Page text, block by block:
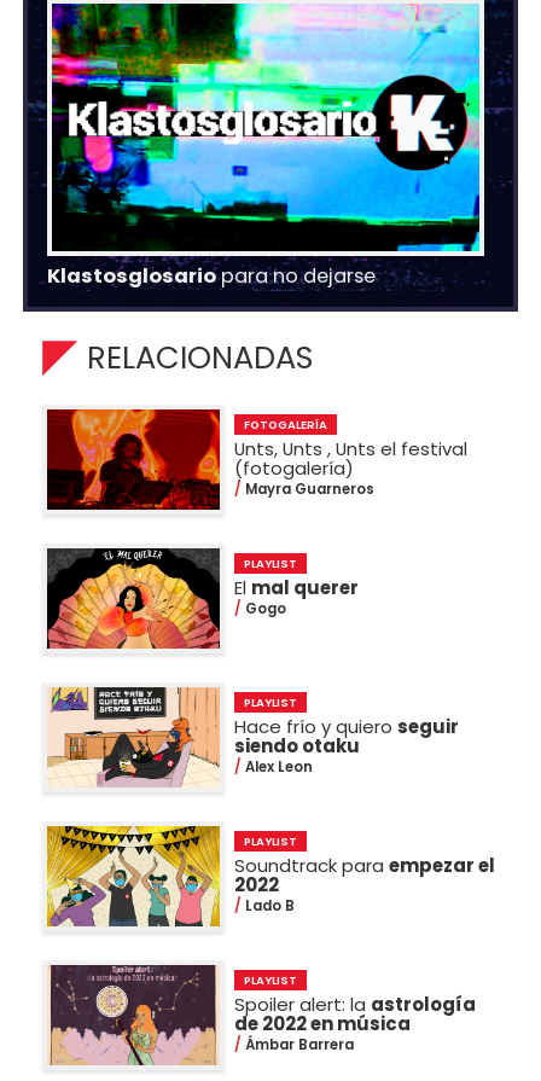
Klastosglosariopara no dejarse
RELACIONADAS
FOTOGALERÍA
Unts, Unts , Unts el festival
(fotogalería)
Mayra Guarneros
PLAYLIST
El mal querer
Gogo
PLAYLIST
Hace frío y quieroseguir
siendo otaku
Alex Leon
PLAYLIST
Soundtrack paraempezar el
2022
Lado B
PLAYLIST
Spoiler alert: la astrología
de 2022 en música
Ámbar Barrera